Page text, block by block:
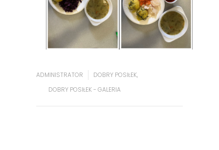
ADMINISTRATOR DOBRY POSIŁEK,
DOBRY POSIŁEK - GALERIA